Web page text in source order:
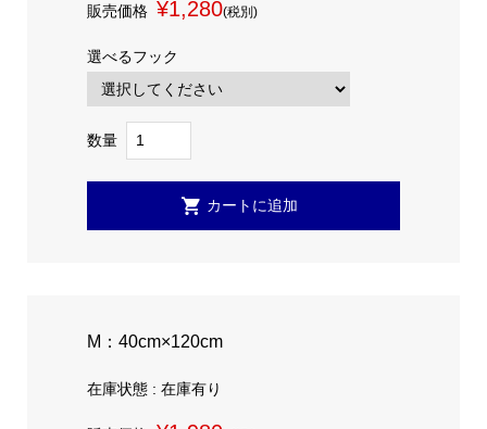
販売価格 ¥1,280(税別)
選べるフック
数量
M：40cm×120cm
在庫状態 : 在庫有り